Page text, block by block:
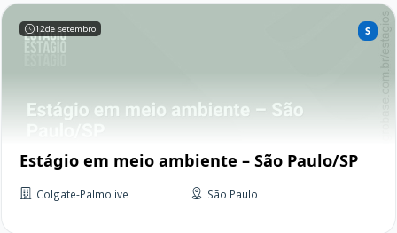
12de setembro
Estágio em meio ambiente – São Paulo/SP
Colgate-Palmolive São Paulo